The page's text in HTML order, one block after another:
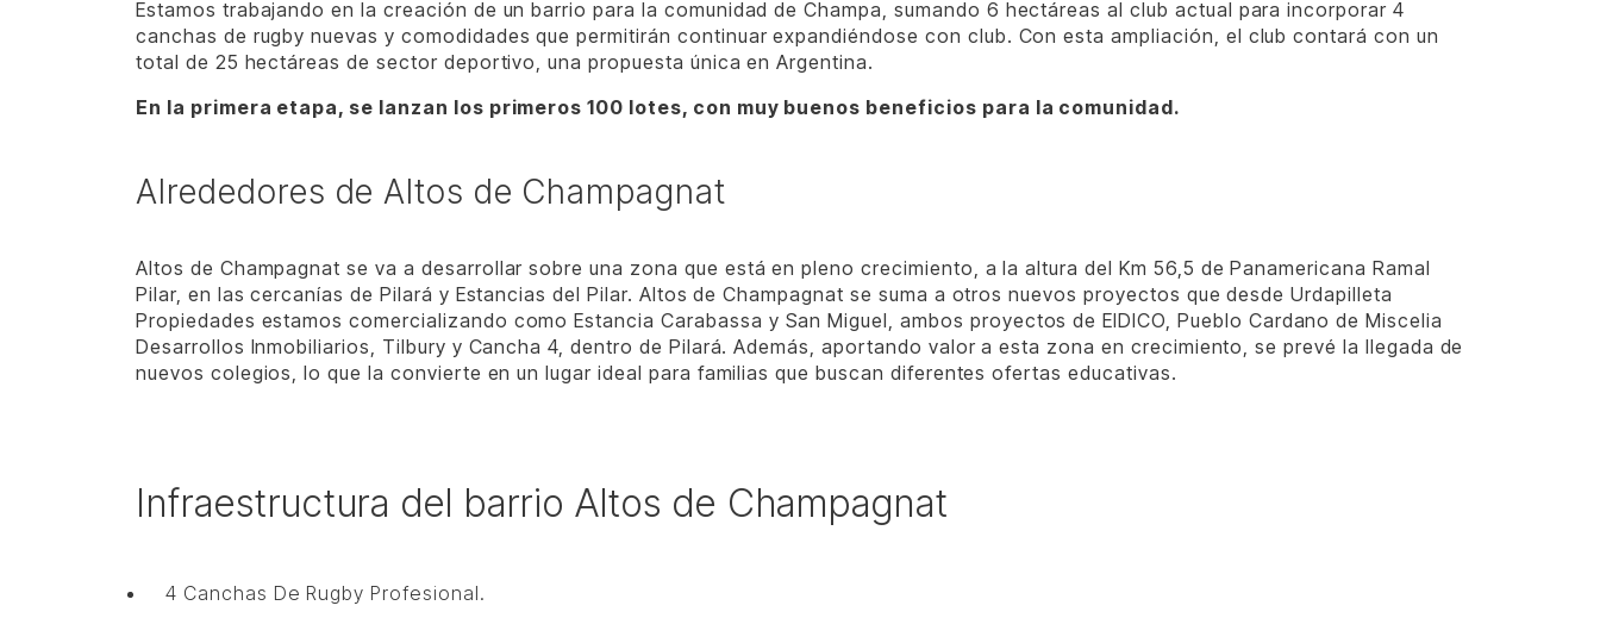
Estamos trabajando en la creación de un barrio para la comunidad de Champa, sumando 6 hectáreas al club actual para incorporar 4
canchas de rugby nuevas y comodidades que permitirán continuar expandiéndose con club. Con esta ampliación, el club contará con un
total de 25 hectáreas de sector deportivo, una propuesta única en Argentina.
En la primera etapa, se lanzan los primeros 100 lotes, con muy buenos beneficios para la comunidad.
Alrededores de Altos de Champagnat
Altos de Champagnat se va a desarrollar sobre una zona que está en pleno crecimiento, a la altura del Km 56,5 de Panamericana Ramal
Pilar, en las cercanías de Pilará y Estancias del Pilar. Altos de Champagnat se suma a otros nuevos proyectos que desde Urdapilleta
Propiedades estamos comercializando como Estancia Carabassa y San Miguel, ambos proyectos de EIDICO, Pueblo Cardano de Miscelia
Desarrollos Inmobiliarios, Tilbury y Cancha 4, dentro de Pilará. Además, aportando valor a esta zona en crecimiento, se prevé la llegada de
nuevos colegios, lo que la convierte en un lugar ideal para familias que buscan diferentes ofertas educativas.
Infraestructura del barrio Altos de Champagnat
4 Canchas De Rugby Profesional.